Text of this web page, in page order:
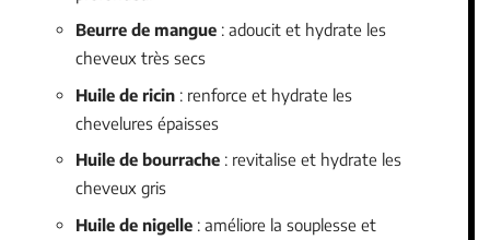
Beurre de mangue : adoucit et hydrate les
cheveux très secs
Huile de ricin : renforce et hydrate les
chevelures épaisses
Huile de bourrache : revitalise et hydrate les
cheveux gris
Huile de nigelle : améliore la souplesse et